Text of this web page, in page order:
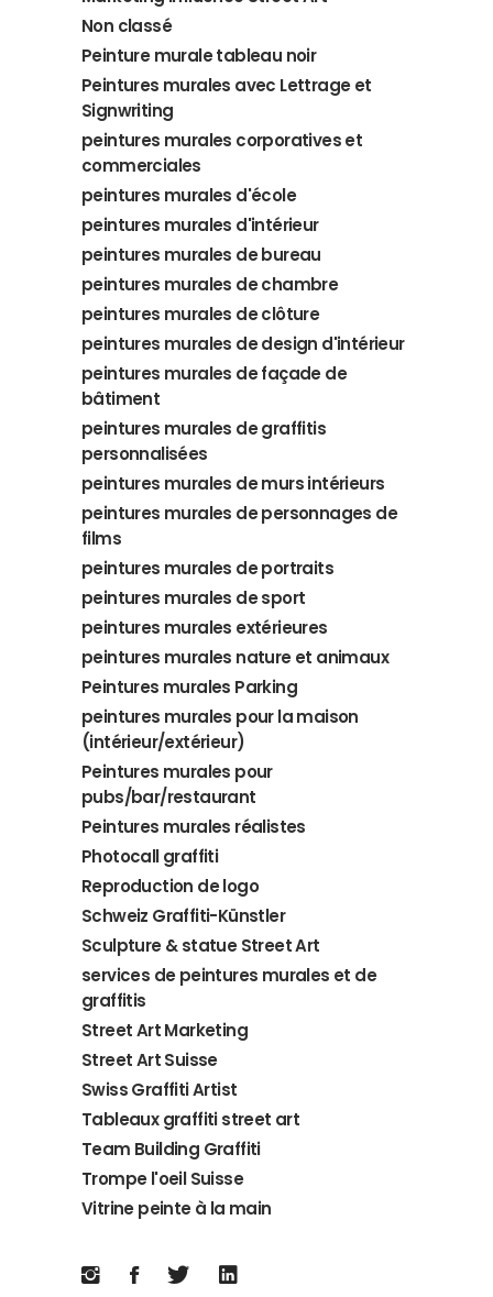
Non classé
Peinture murale tableau noir
Peintures murales avec Lettrage et
Signwriting
peintures murales corporatives et
commerciales
peintures murales d'école
peintures murales d'intérieur
peintures murales de bureau
peintures murales de chambre
peintures murales de clôture
peintures murales de design d'intérieur
peintures murales de façade de
bâtiment
peintures murales de graffitis
personnalisées
peintures murales de murs intérieurs
peintures murales de personnages de
films
peintures murales de portraits
peintures murales de sport
peintures murales extérieures
peintures murales nature et animaux
Peintures murales Parking
peintures murales pour la maison
(intérieur/extérieur)
Peintures murales pour
pubs/bar/restaurant
Peintures murales réalistes
Photocall graffiti
Reproduction de logo
Schweiz Graffiti-Künstler
Sculpture & statue Street Art
services de peintures murales et de
graffitis
Street Art Marketing
Street Art Suisse
Swiss Graffiti Artist
Tableaux graffiti street art
Team Building Graffiti
Trompe l'oeil Suisse
Vitrine peinte à la main